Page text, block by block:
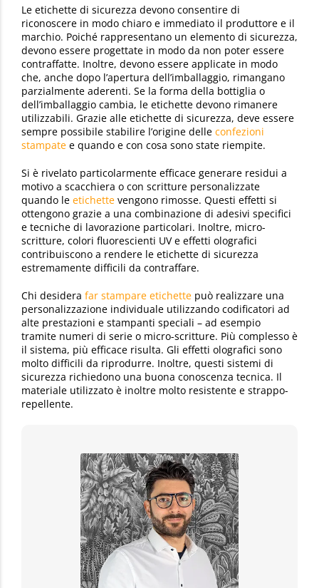
Le etichette di sicurezza devono consentire di
riconoscere in modo chiaro e immediato il produttore e il
marchio. Poiché rappresentano un elemento di sicurezza,
devono essere progettate in modo da non poter essere
contraffatte. Inoltre, devono essere applicate in modo
che, anche dopo l’apertura dell’imballaggio, rimangano
parzialmente aderenti. Se la forma della bottiglia o
dell’imballaggio cambia, le etichette devono rimanere
utilizzabili. Grazie alle etichette di sicurezza, deve essere
sempre possibile stabilire l’origine delle confezioni
stampate e quando e con cosa sono state riempite.
Si è rivelato particolarmente efficace generare residui a
motivo a scacchiera o con scritture personalizzate
quando le etichette vengono rimosse. Questi effetti si
ottengono grazie a una combinazione di adesivi specifici
e tecniche di lavorazione particolari. Inoltre, micro-
scritture, colori fluorescienti UV e effetti olografici
contribuiscono a rendere le etichette di sicurezza
estremamente difficili da contraffare.
Chi desidera far stampare etichette può realizzare una
personalizzazione individuale utilizzando codificatori ad
alte prestazioni e stampanti speciali – ad esempio
tramite numeri di serie o micro-scritture. Più complesso è
il sistema, più efficace risulta. Gli effetti olografici sono
molto difficili da riprodurre. Inoltre, questi sistemi di
sicurezza richiedono una buona conoscenza tecnica. Il
materiale utilizzato è inoltre molto resistente e strappo-
repellente.